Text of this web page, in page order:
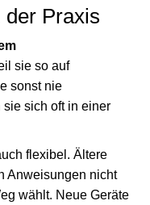
der Praxis
sie so auf
sonst nie
sie sich oft in einer
flexibel. Ältere
Anweisungen nicht
wählt. Neue Geräte